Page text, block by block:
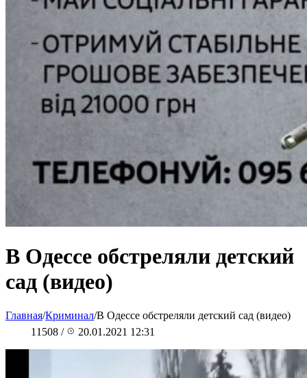
В Одессе обстреляли детский
сад (видео)
Главная/Криминал/В Одессе обстреляли детский сад (видео)
11508 / 20.01.2021 12:31